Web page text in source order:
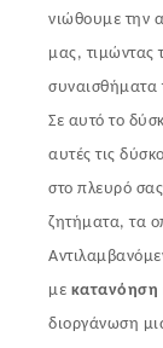
νιώθουμε την
μας, τιμώντας
συναισθήματα
Σε αυτό το
αυτές τις
στο πλευρό
ζητήματα, τα
με κατανόηση
διοργάνωση